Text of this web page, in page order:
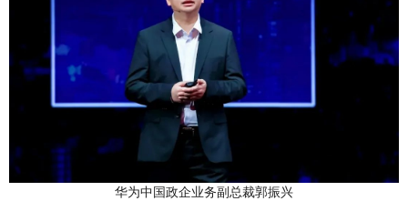
华为中国政企业务副总裁郭振兴